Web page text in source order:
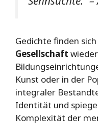
Gedichte finden
Gesellschaft
Kunst oder in der
integraler
Identität und
Komplexität der